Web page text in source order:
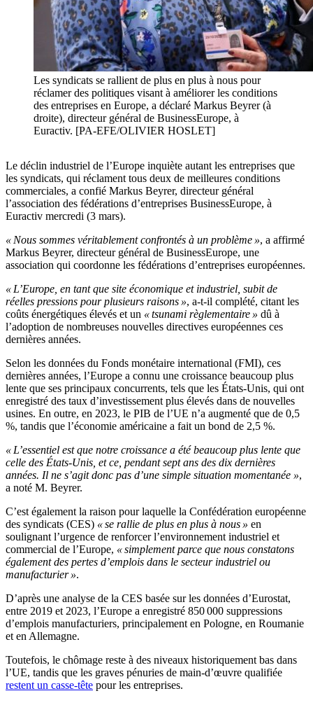
Les syndicats se rallient de plus en plus à nous pour
réclamer des politiques visant à améliorer les conditions
des entreprises en Europe, a déclaré Markus Beyrer (à
droite), directeur général de BusinessEurope, à
Euractiv. [PA-EFE/OLIVIER HOSLET]
Le déclin industriel de l’Europe inquiète autant les entreprises que
les syndicats, qui réclament tous deux de meilleures conditions
commerciales, a confié Markus Beyrer, directeur général
l’association des fédérations d’entreprises BusinessEurope, à
Euractiv mercredi (3 mars).
« Nous sommes véritablement confrontés à un problème », a affirmé
Markus Beyrer, directeur général de BusinessEurope, une
association qui coordonne les fédérations d’entreprises européennes.
« L’Europe, en tant que site économique et industriel, subit de
réelles pressions pour plusieurs raisons », a-t-il complété, citant les
coûts énergétiques élevés et un « tsunami règlementaire » dû à
l’adoption de nombreuses nouvelles directives européennes ces
dernières années.
Selon les données du Fonds monétaire international (FMI), ces
dernières années, l’Europe a connu une croissance beaucoup plus
lente que ses principaux concurrents, tels que les États-Unis, qui ont
enregistré des taux d’investissement plus élevés dans de nouvelles
usines. En outre, en 2023, le PIB de l’UE n’a augmenté que de 0,5
%, tandis que l’économie américaine a fait un bond de 2,5 %.
« L’essentiel est que notre croissance a été beaucoup plus lente que
celle des États-Unis, et ce, pendant sept ans des dix dernières
années. Il ne s’agit donc pas d’une simple situation momentanée »,
a noté M. Beyrer.
C’est également la raison pour laquelle la Confédération européenne
des syndicats (CES) « se rallie de plus en plus à nous » en
soulignant l’urgence de renforcer l’environnement industriel et
commercial de l’Europe, « simplement parce que nous constatons
également des pertes d’emplois dans le secteur industriel ou
manufacturier ».
D’après une analyse de la CES basée sur les données d’Eurostat,
entre 2019 et 2023, l’Europe a enregistré 850 000 suppressions
d’emplois manufacturiers, principalement en Pologne, en Roumanie
et en Allemagne.
Toutefois, le chômage reste à des niveaux historiquement bas dans
l’UE, tandis que les graves pénuries de main-d’œuvre qualifiée
restent un casse-tête pour les entreprises.